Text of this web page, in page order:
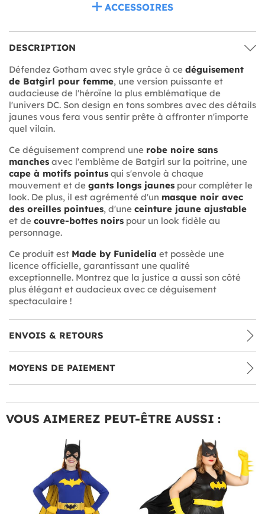
ACCESSOIRES
DESCRIPTION
Défendez Gotham avec style grâce à ce déguisement
de Batgirl pour femme, une version puissante et
audacieuse de l'héroïne la plus emblématique de
l'univers DC. Son design en tons sombres avec des détails
jaunes vous fera vous sentir prête à affronter n'importe
quel vilain.
Ce déguisement comprend une robe noire sans
manches avec l'emblème de Batgirl sur la poitrine, une
cape à motifs pointus qui s'envole à chaque
mouvement et de gants longs jaunes pour compléter le
look. De plus, il est agrémenté d'un masque noir avec
des oreilles pointues, d'une ceinture jaune ajustable
et de couvre-bottes noirs pour un look fidèle au
personnage.
Ce produit est Made by Funidelia et possède une
licence officielle, garantissant une qualité
exceptionnelle. Montrez que la justice a aussi son côté
plus élégant et audacieux avec ce déguisement
spectaculaire !
ENVOIS & RETOURS
MOYENS DE PAIEMENT
VOUS AIMEREZ PEUT-ÊTRE AUSSI :